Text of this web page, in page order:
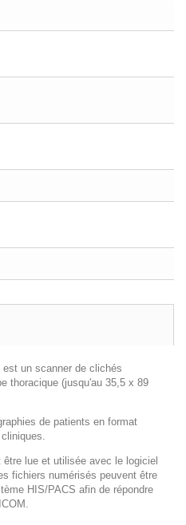
un scanner de clichés
thoracique (jusqu'au 35,5 x 89
de patients en format
être lue et utilisée avec le logiciel
fichiers numérisés peuvent être
HIS/PACS afin de répondre